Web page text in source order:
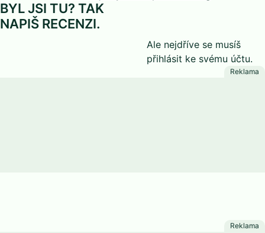
BYL JSI TU? TAK
NAPIŠ RECENZI.
Ale nejdříve se musíš
přihlásit ke svému účtu.